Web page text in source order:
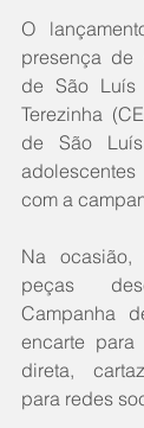
O
presença de
de São Luís
Terezinha
de São
com a
Na ocasião,
peças
Campanha
encarte
direta,
para redes